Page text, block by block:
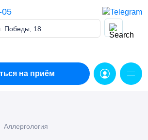
05
Победы, 18
на приём
Аллергология